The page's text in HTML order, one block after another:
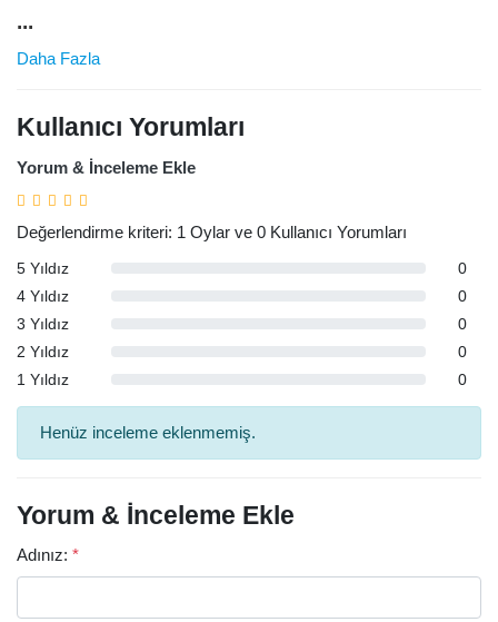
...
Daha Fazla
Kullanıcı Yorumları
Yorum & İnceleme Ekle
Değerlendirme kriteri: 1 Oylar ve 0 Kullanıcı Yorumları
5 Yıldız
0
4 Yıldız
0
3 Yıldız
0
2 Yıldız
0
1 Yıldız
0
Henüz inceleme eklenmemiş.
Yorum & İnceleme Ekle
Adınız: *